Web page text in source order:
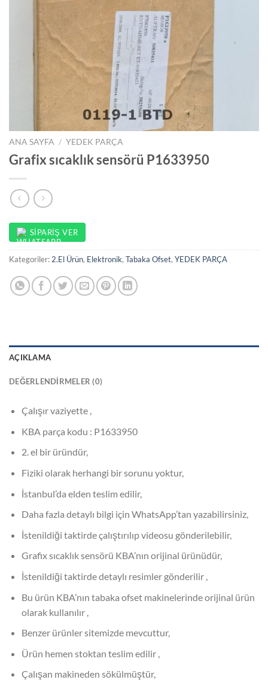
ANA SAYFA / YEDEK PARÇA
Grafix sıcaklık sensörü P1633950
SIPARIŞ VER
Kategoriler:2.El Ürün, Elektronik, Tabaka Ofset, YEDEK PARÇA
AÇIKLAMA
DEĞERLENDIRMELER (0)
Çalışır vaziyette ,
KBA parça kodu : P1633950
2. el bir üründür,
Fiziki olarak herhangi bir sorunu yoktur,
İstanbul’da elden teslim edilir,
Daha fazla detaylı bilgi için WhatsApp’tan yazabilirsiniz,
İstenildiği taktirde çalıştırılıp videosu gönderilebilir,
Grafix sıcaklık sensörü KBA’nın orijinal ürünüdür,
İstenildiği taktirde detaylı resimler gönderilir ,
Bu ürün KBA’nın tabaka ofset makinelerinde orijinal ürün
olarak kullanılır ,
Benzer ürünler sitemizde mevcuttur,
Ürün hemen stoktan teslim edilir ,
Çalışan makineden sökülmüştür,